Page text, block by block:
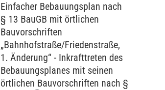
Einfacher Bebauungsplan nach
§ 13 BauGB mit örtlichen
Bauvorschriften
„Bahnhofstraße/Friedenstraße,
1. Änderung“ - Inkrafttreten des
Bebauungsplanes mit seinen
örtlichen Bauvorschriften nach §